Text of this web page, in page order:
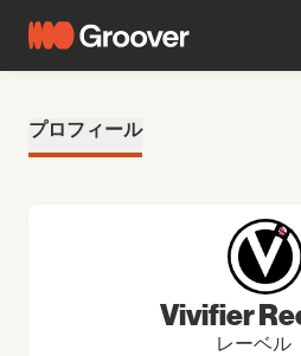
プロフィール
Vivifier
レーベル